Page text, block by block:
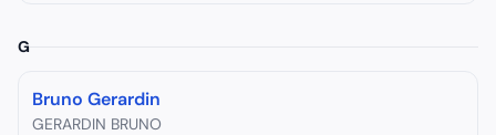
G
Bruno Gerardin
GERARDIN BRUNO